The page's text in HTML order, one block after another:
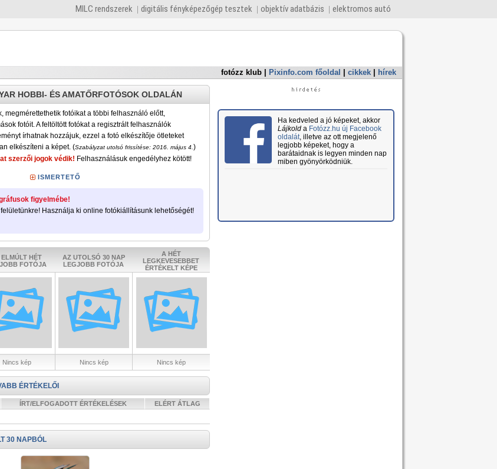
MILC rendszerek digitális fényképezőgép tesztek objektív adatbázis elektromos autó
fotózz klub Pixinfo.com főoldal cikkek hírek
HOBBI- ÉS AMATŐRFOTÓSOK OLDALÁN
megmérettethetik fotóikat a többi felhasználó előtt,
fotóit. A feltöltött fotókat a regisztrált felhasználók
írhatnak hozzájuk, ezzel a fotó elkészítője ötleteket
elkészíteni a képet. (Szabályzat utolsó frissítése: 2016. május 4. )
szerzői jogok védik! Felhasználásuk engedélyhez kötött!
ISMERTETŐ
figyelmébe!
Használja ki online fotókiállításunk lehetőségét!
ELMÚLT HÉT
FOTÓJA
AZ UTOLSÓ 30 NAP
LEGJOBB FOTÓJA
A HÉT
LEGKEVESEBBET
ÉRTÉKELT KÉPE
Nincs kép Nincs kép Nincs kép
ÉRTÉKELŐI
ÍRT/ELFOGADOTT ÉRTÉKELÉSEK ELÉRT ÁTLAG
30 NAPBÓL
Ha kedveled a jó képeket, akkor
Lájkolda Fotózz.hu új Facebook
oldalát, illetve az ott megjelenő
legjobb képeket, hogy a
barátaidnak is legyen minden nap
miben gyönyörködniük.